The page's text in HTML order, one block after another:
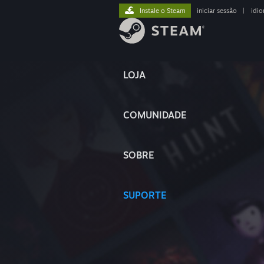
LOJA
COMUNIDADE
SOBRE
SUPORTE
Instale o Steam iniciar sessão